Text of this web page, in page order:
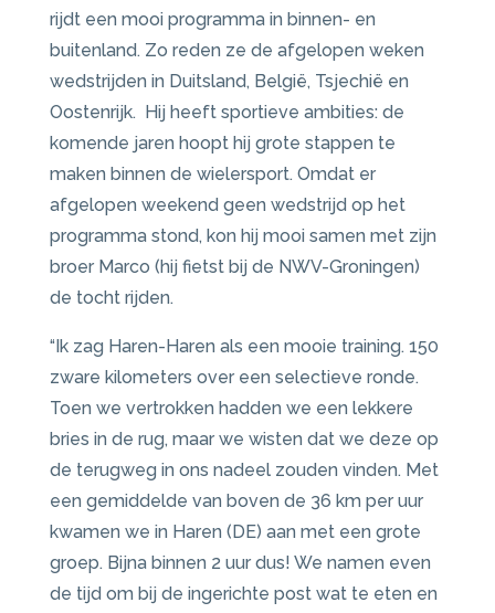
rijdt een mooi programma in binnen- en
buitenland. Zo reden ze de afgelopen weken
wedstrijden in Duitsland, België, Tsjechië en
Oostenrijk. Hij heeft sportieve ambities: de
komende jaren hoopt hij grote stappen te
maken binnen de wielersport. Omdat er
afgelopen weekend geen wedstrijd op het
programma stond, kon hij mooi samen met zijn
broer Marco (hij fietst bij de NWV-Groningen)
de tocht rijden.
“Ik zag Haren-Haren als een mooie training. 150
zware kilometers over een selectieve ronde.
Toen we vertrokken hadden we een lekkere
bries in de rug, maar we wisten dat we deze op
de terugweg in ons nadeel zouden vinden. Met
een gemiddelde van boven de 36 km per uur
kwamen we in Haren (DE) aan met een grote
groep. Bijna binnen 2 uur dus! We namen even
de tijd om bij de ingerichte post wat te eten en